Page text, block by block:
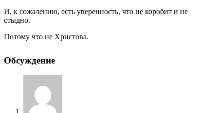
И, к сожалению, есть уверенность, что не коробит и не
стыдно.
Потому что не Христова.
Обсуждение